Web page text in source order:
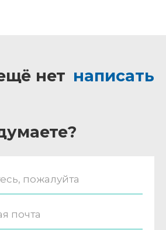
нет написать